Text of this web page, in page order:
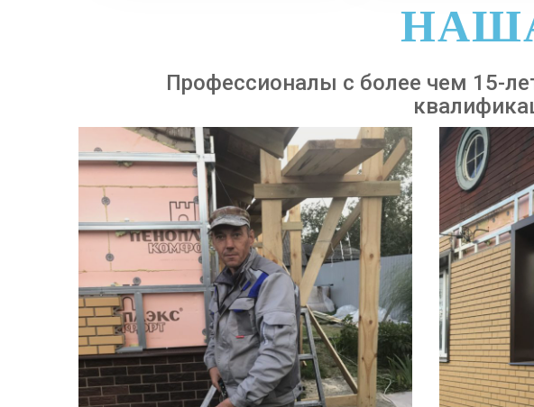
Профессионалы с более чем 15-